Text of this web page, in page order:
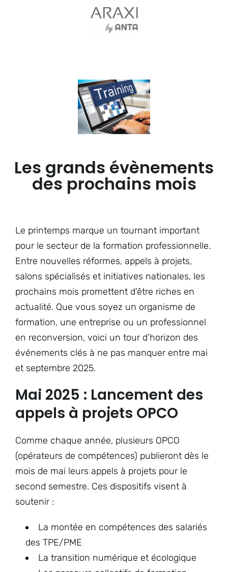
Les grands évènements
des prochains mois
Le printemps marque un tournant important
pour le secteur de la formation professionnelle.
Entre nouvelles réformes, appels à projets,
salons spécialisés et initiatives nationales, les
prochains mois promettent d’être riches en
actualité. Que vous soyez un organisme de
formation, une entreprise ou un professionnel
en reconversion, voici un tour d’horizon des
événements clés à ne pas manquer entre mai
et septembre 2025.
Mai 2025 : Lancement des
appels à projets OPCO
Comme chaque année, plusieurs OPCO
(opérateurs de compétences) publieront dès le
mois de mai leurs appels à projets pour le
second semestre. Ces dispositifs visent à
soutenir :
La montée en compétences des salariés
des TPE/PME
La transition numérique et écologique